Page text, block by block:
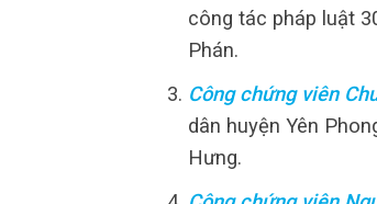
công tác pháp luật
Phán.
Công chứng viên
dân huyện Yên
Hưng.